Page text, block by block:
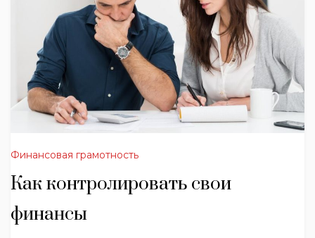
Финансовая грамотность
Как контролировать свои
финансы